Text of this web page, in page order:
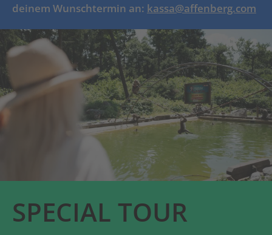
deinem Wunschtermin an: kassa@affenberg.com
SPECIAL TOUR